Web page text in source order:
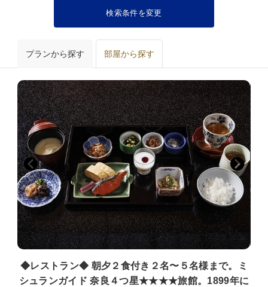
検索条件を変更
プランから探す 部屋から探す
◆レストラン◆ 朝夕２食付き２名〜５名様まで。ミ
シュランガイド 奈良４つ星★★★★旅館。1899年に